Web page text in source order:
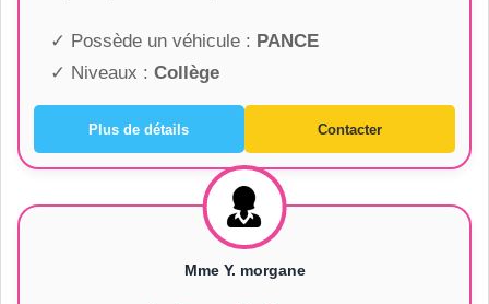
✓ Possède un véhicule : PANCE
✓ Niveaux : Collège
Plus de détails Contacter
Mme Y. morgane